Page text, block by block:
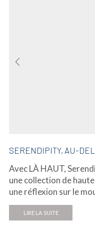
SERENDIPITY, AU-
Avec LÀ HAUT,
une collection de
une réflexion sur le
LIRE LA SUITE